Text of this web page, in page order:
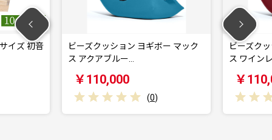
ズ 初音
ビーズクッション ヨギボー マック
ス アクアブルー…
￥110,000
( 0)
ビーズクッ
ス ワインレ
￥